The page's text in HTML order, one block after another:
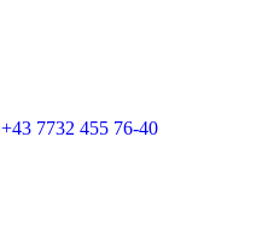
+43 7732 455 76-40